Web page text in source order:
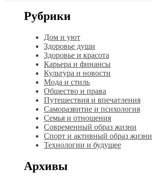
Рубрики
Дом и уют
Здоровье души
Здоровье и красота
Карьера и финансы
Культура и новости
Мода и стиль
Общество и права
Путешествия и впечатления
Саморазвитие и психология
Семья и отношения
Современный образ жизни
Спорт и активный образ жизни
Технологии и будущее
Архивы